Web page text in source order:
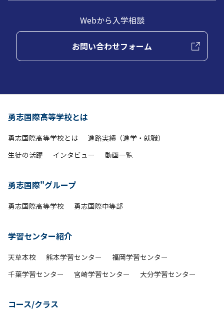
Webから入学相談
お問い合わせフォーム
勇志国際高等学校とは
勇志国際高等学校とは
進路実績（進学・就職）
生徒の活躍
インタビュー 動画一覧
勇志国際"グループ
勇志国際高等学校 勇志国際中等部
学習センター紹介
天草本校 熊本学習センター
福岡学習センター
千葉学習センター
宮崎学習センター 大分学習センター
コース/クラス